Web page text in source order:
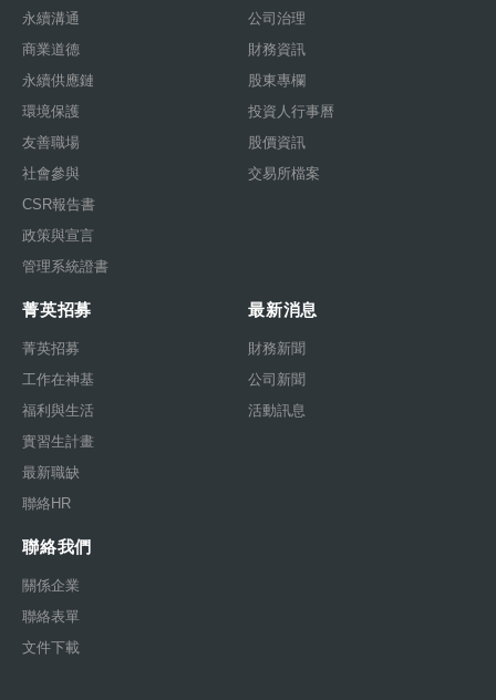
永續溝通
商業道德
永續供應鏈
環境保護
友善職場
社會參與
CSR報告書
政策與宣言
管理系統證書
公司治理
財務資訊
股東專欄
投資人行事曆
股價資訊
交易所檔案
菁英招募
菁英招募
工作在神基
福利與生活
實習生計畫
最新職缺
聯絡HR
最新消息
財務新聞
公司新聞
活動訊息
聯絡我們
關係企業
聯絡表單
文件下載